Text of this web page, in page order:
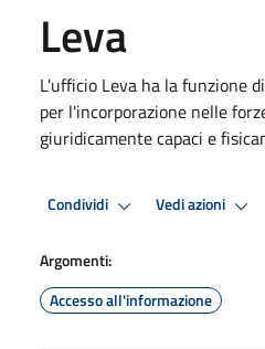
Leva
L'ufficio Leva ha la funzione
per l'incorporazione nelle
giuridicamente capaci e
Condividi Vedi azioni
Argomenti:
Accesso all'informazione